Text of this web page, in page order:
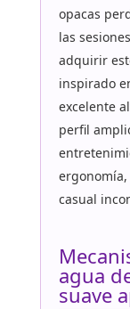
opacas
las
adquirir
inspirado
excelente
perfil
casual
agua
suave